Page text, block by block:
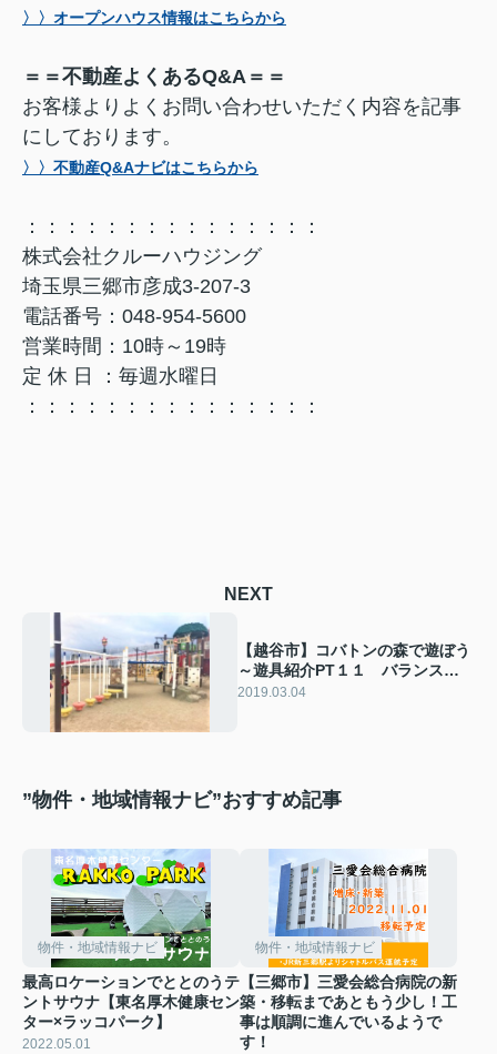
〉〉オープンハウス情報はこちらから
＝＝不動産よくあるQ&A＝＝
お客様よりよくお問い合わせいただく内容を記事
にしております。
〉〉不動産Q&Aナビはこちらから
：：：：：：：：：：：：：：：
株式会社クルーハウジング
埼玉県三郷市彦成3-207-3
電話番号：048-954-5600
営業時間：10時～19時
定 休 日 ：毎週水曜日
：：：：：：：：：：：：：：：
NEXT
【越谷市】コバトンの森で遊ぼう
～遊具紹介PT１１ バランスス
トーン
2019.03.04
”物件・地域情報ナビ”おすすめ記事
物件・地域情報ナビ
最高ロケーションでととのうテ
ントサウナ【東名厚木健康セン
ター×ラッコパーク】
2022.05.01
物件・地域情報ナビ
【三郷市】三愛会総合病院の新
築・移転まであともう少し！工
事は順調に進んでいるようで
す！